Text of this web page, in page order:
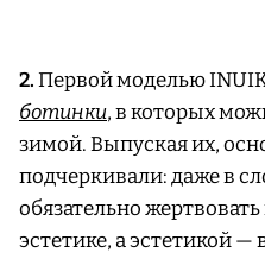
2.Первой моделью
ботинки, в которых
зимой. Выпуская их,
подчеркивали: даже в
обязательно
эстетике, а эстетикой —